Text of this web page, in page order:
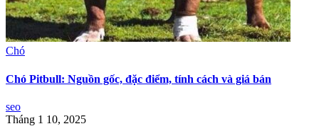
Chó
Chó Pitbull: Nguồn gốc, đặc điểm, tính cách và giá bán
seo
Tháng 1 10, 2025